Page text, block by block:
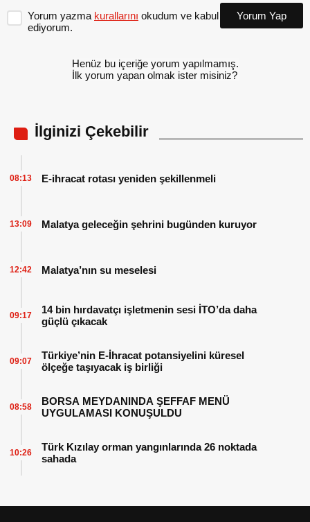
Yorum yazma kurallarını okudum ve kabul
ediyorum.
Yorum Yap
Henüz bu içeriğe yorum yapılmamış.
İlk yorum yapan olmak ister misiniz?
İlginizi Çekebilir
E-ihracat rotası yeniden şekillenmeli
08:13
Malatya geleceğin şehrini bugünden kuruyor
13:09
Malatya’nın su meselesi
12:42
14 bin hırdavatçı işletmenin sesi İTO’da daha
güçlü çıkacak
09:17
Türkiye’nin E-İhracat potansiyelini küresel
ölçeğe taşıyacak iş birliği
09:07
BORSA MEYDANINDA ŞEFFAF MENÜ
UYGULAMASI KONUŞULDU
08:58
Türk Kızılay orman yangınlarında 26 noktada
sahada
10:26